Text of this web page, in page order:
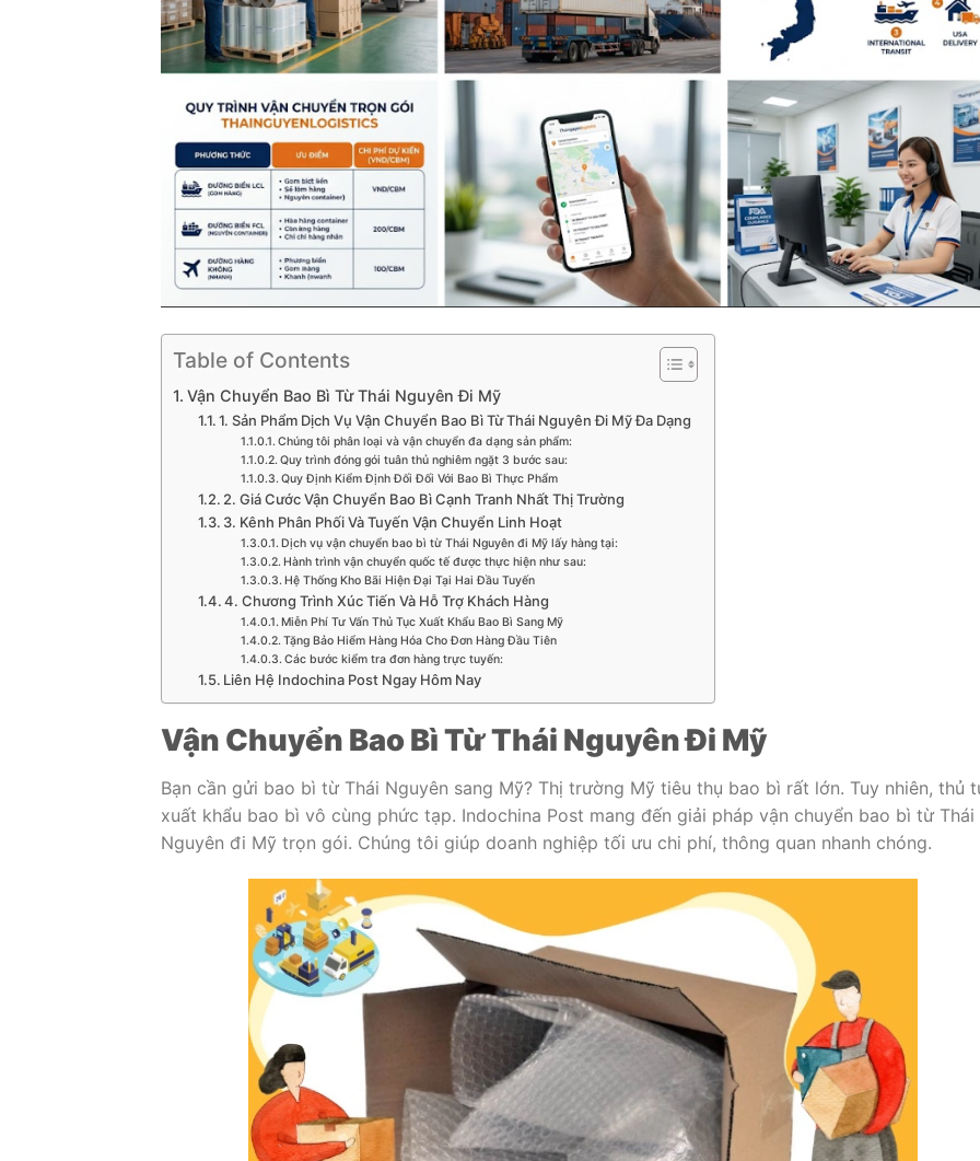
Table of Contents
Vận Chuyển Bao Bì Từ Thái Nguyên Đi Mỹ
1. Sản Phẩm Dịch Vụ Vận Chuyển Bao Bì Từ Thái Nguyên Đi Mỹ Đa Dạng
Chúng tôi phân loại và vận chuyển đa dạng sản phẩm:
Quy trình đóng gói tuân thủ nghiêm ngặt 3 bước sau:
Quy Định Kiểm Định Đối Đối Với Bao Bì Thực Phẩm
2. Giá Cước Vận Chuyển Bao Bì Cạnh Tranh Nhất Thị Trường
3. Kênh Phân Phối Và Tuyến Vận Chuyển Linh Hoạt
Dịch vụ vận chuyển bao bì từ Thái Nguyên đi Mỹ lấy hàng tại:
Hành trình vận chuyển quốc tế được thực hiện như sau:
Hệ Thống Kho Bãi Hiện Đại Tại Hai Đầu Tuyến
4. Chương Trình Xúc Tiến Và Hỗ Trợ Khách Hàng
Miễn Phí Tư Vấn Thủ Tục Xuất Khẩu Bao Bì Sang Mỹ
Tặng Bảo Hiểm Hàng Hóa Cho Đơn Hàng Đầu Tiên
Các bước kiểm tra đơn hàng trực tuyến:
Liên Hệ Indochina Post Ngay Hôm Nay
Vận Chuyển Bao Bì Từ Thái Nguyên Đi Mỹ
Bạn cần gửi bao bì từ Thái Nguyên sang Mỹ? Thị trường Mỹ tiêu thụ bao bì rất lớn. Tuy nhiên, thủ
xuất khẩu bao bì vô cùng phức tạp. Indochina Post mang đến giải pháp vận chuyển bao bì từ Thái
Nguyên đi Mỹ trọn gói. Chúng tôi giúp doanh nghiệp tối ưu chi phí, thông quan nhanh chóng.